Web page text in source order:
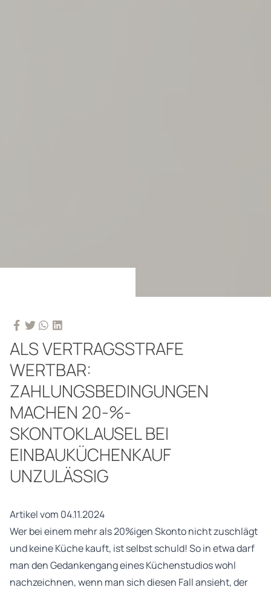
ALS VERTRAGSSTRAFE
WERTBAR:
ZAHLUNGSBEDINGUNGEN
MACHEN 20-%-
SKONTOKLAUSEL BEI
EINBAUKÜCHENKAUF
UNZULÄSSIG
Artikel vom 04.11.2024
Wer bei einem mehr als 20%igen Skonto nicht zuschlägt
und keine Küche kauft, ist selbst schuld! So in etwa darf
man den Gedankengang eines Küchenstudios wohl
nachzeichnen, wenn man sich diesen Fall ansieht, der